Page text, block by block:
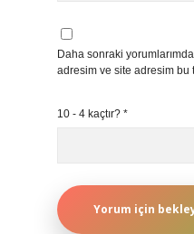
Daha sonraki
adresim ve site adresim bu
10 - 4 kaçtır? *